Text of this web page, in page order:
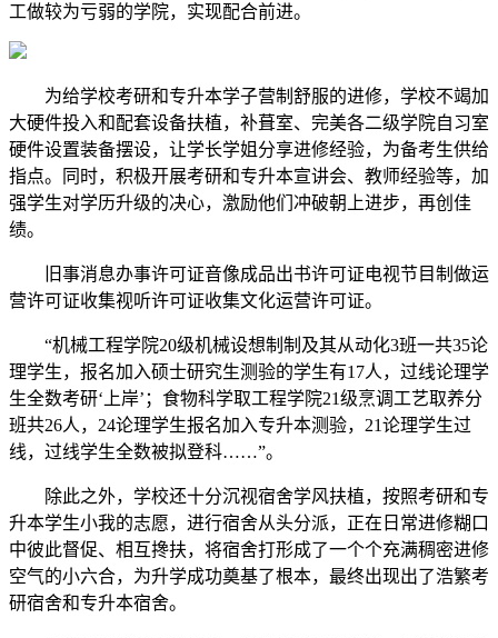
工做较为亏弱的学院，实现配合前进。
为给学校考研和专升本学子营制舒服的进修，学校不竭加
大硬件投入和配套设备扶植，补葺室、完美各二级学院自习室
硬件设置装备摆设，让学长学姐分享进修经验，为备考生供给
指点。同时，积极开展考研和专升本宣讲会、教师经验等，加
强学生对学历升级的决心，激励他们冲破朝上进步，再创佳
绩。
旧事消息办事许可证音像成品出书许可证电视节目制做运
营许可证收集视听许可证收集文化运营许可证。
“机械工程学院20级机械设想制制及其从动化3班一共35论
理学生，报名加入硕士研究生测验的学生有17人，过线论理学
生全数考研‘上岸’；食物科学取工程学院21级烹调工艺取养分
班共26人，24论理学生报名加入专升本测验，21论理学生过
线，过线学生全数被拟登科……”。
除此之外，学校还十分沉视宿舍学风扶植，按照考研和专
升本学生小我的志愿，进行宿舍从头分派，正在日常进修糊口
中彼此督促、相互搀扶，将宿舍打形成了一个个充满稠密进修
空气的小六合，为升学成功奠基了根本，最终出现出了浩繁考
研宿舍和专升本宿舍。